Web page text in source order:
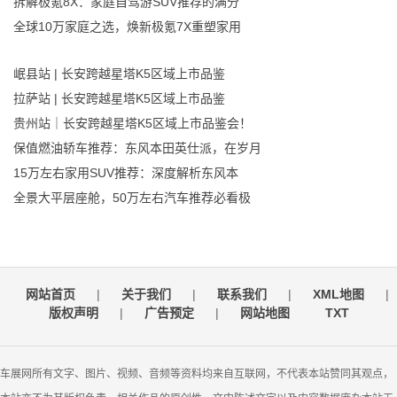
全球10万家庭之选，焕新极氪7X重塑家用
岷县站 | 长安跨越星塔K5区域上市品鉴
拉萨站 | 长安跨越星塔K5区域上市品鉴
贵州站｜长安跨越星塔K5区域上市品鉴会！
保值燃油轿车推荐：东风本田英仕派，在岁月
15万左右家用SUV推荐：深度解析东风本
全景大平层座舱，50万左右汽车推荐必看极
网站首页 | 关于我们 | 联系我们 | XML地图
|
版权声明
| 广告预定 | 网站地图 TXT
车展网所有文字、图片、视频、音频等资料均来自互联网，不代表本站赞同其观点，